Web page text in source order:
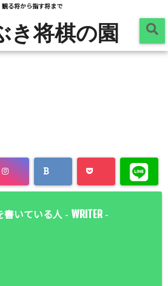
観る将から指す将まで
き将棋の園
書いている人 - WRITER -